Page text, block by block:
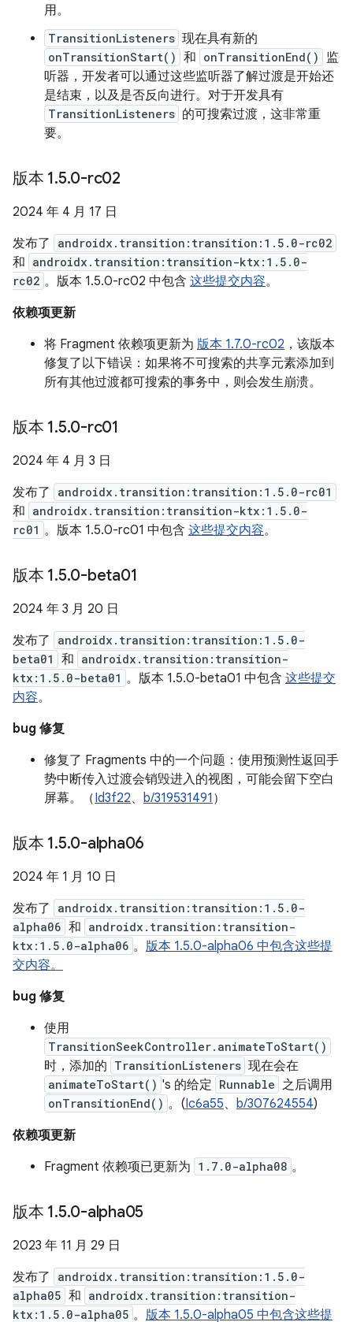
用。
TransitionListeners 现在具有新的
onTransitionStart() 和 onTransitionEnd()
监
听器，开发者可以通过这些监听器了解过渡是开始还
是结束，以及是否反向进行。对于开发具有
TransitionListeners 的可搜索过渡，这非常重
要。
版本 1.5.0-rc02
2024 年 4 月 17 日
发布了
androidx.transition:transition:1.5.0-rc02
和 androidx.transition:transition-ktx:1.5.0-
rc02 。版本 1.5.0-rc02 中包含 这些提交内容。
依赖项更新
将 Fragment 依赖项更新为 版本 1.7.0-rc02 ，该版本
修复了以下错误：如果将不可搜索的共享元素添加到
所有其他过渡都可搜索的事务中，则会发生崩溃。
版本 1.5.0-rc01
2024 年 4 月 3 日
发布了
androidx.transition:transition:1.5.0-rc01
和 androidx.transition:transition-ktx:1.5.0-
rc01 。版本 1.5.0-rc01 中包含 这些提交内容。
版本 1.5.0-beta01
2024 年 3 月 20 日
发布了
androidx.transition:transition:1.5.0-
beta01
和 androidx.transition:transition-
ktx:1.5.0-beta01 。版本 1.5.0-beta01 中包含 这些提交
内容。
bug 修复
修复了 Fragments 中的一个问题：使用预测性返回手
势中断传入过渡会销毁进入的视图，可能会留下空白
屏幕。（Id3f22、 b/319531491 ）
版本 1.5.0-alpha06
2024 年 1 月 10 日
发布了
androidx.transition:transition:1.5.0-
alpha06 和 androidx.transition:transition-
ktx:1.5.0-alpha06 。 版本 1.5.0-alpha06 中包含这些提
交内容。
bug 修复
使用
TransitionSeekController.animateToStart()
时，添加的 TransitionListeners 现在会在
animateToStart() 's 的给定 Runnable 之后调用
onTransitionEnd() 。(Ic6a55、 b/307624554)
依赖项更新
Fragment 依赖项已更新为 1.7.0-alpha08 。
版本 1.5.0-alpha05
2023 年 11 月 29 日
发布了
androidx.transition:transition:1.5.0-
alpha05 和 androidx.transition:transition-
ktx:1.5.0-alpha05 。 版本 1.5.0-alpha05 中包含这些提